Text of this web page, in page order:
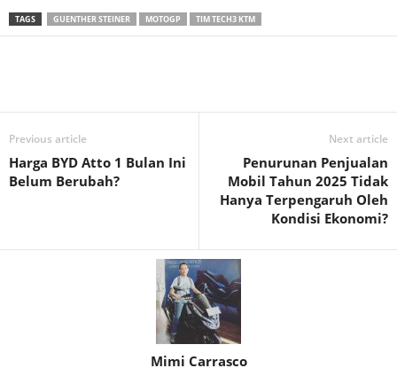
TAGS GUENTHER STEINER MOTOGP TIM TECH3 KTM
Previous article
Harga BYD Atto 1 Bulan Ini
Belum Berubah?
Next article
Penurunan Penjualan
Mobil Tahun 2025 Tidak
Hanya Terpengaruh Oleh
Kondisi Ekonomi?
Mimi Carrasco